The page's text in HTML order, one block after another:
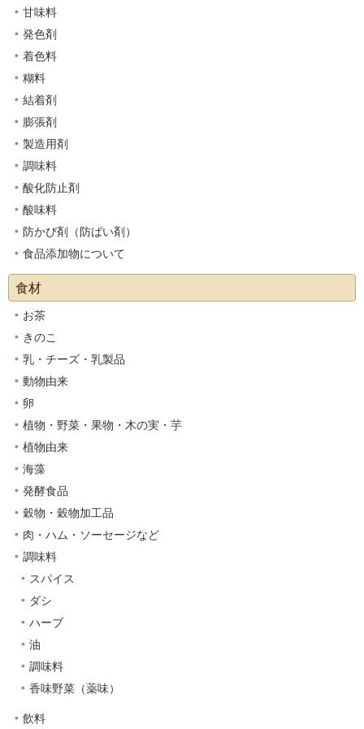
甘味料
発色剤
着色料
糊料
結着剤
膨張剤
製造用剤
調味料
酸化防止剤
酸味料
防かび剤（防ばい剤）
食品添加物について
食材
お茶
きのこ
乳・チーズ・乳製品
動物由来
卵
植物・野菜・果物・木の実・芋
植物由来
海藻
発酵食品
穀物・穀物加工品
肉・ハム・ソーセージなど
調味料
スパイス
ダシ
ハーブ
油
調味料
香味野菜（薬味）
飲料